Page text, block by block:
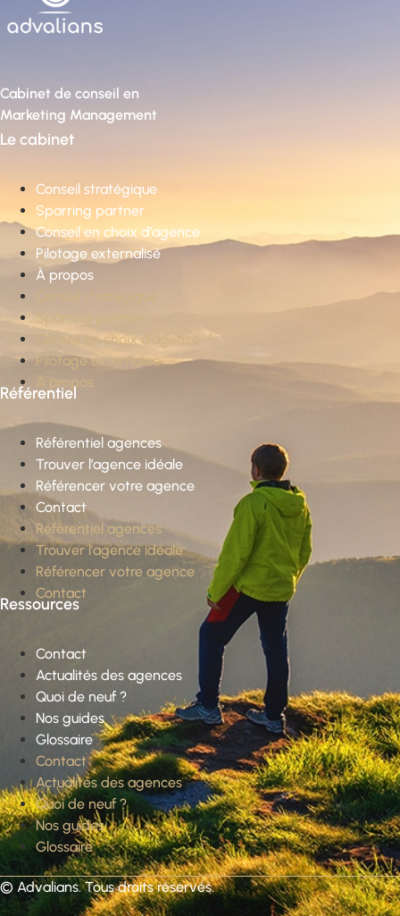
Cabinet de conseil en
Marketing Management
Le cabinet
Conseil stratégique
Sparring partner
Conseil en choix d’agence
Pilotage externalisé
À propos
Conseil stratégique
Sparring partner
Conseil en choix d’agence
Pilotage externalisé
À propos
Référentiel
Référentiel agences
Trouver l’agence idéale
Référencer votre agence
Contact
Référentiel agences
Trouver l’agence idéale
Référencer votre agence
Contact
Ressources
Contact
Actualités des agences
Quoi de neuf ?
Nos guides
Glossaire
Contact
Actualités des agences
Quoi de neuf ?
Nos guides
Glossaire
© Advalians. Tous droits réservés.